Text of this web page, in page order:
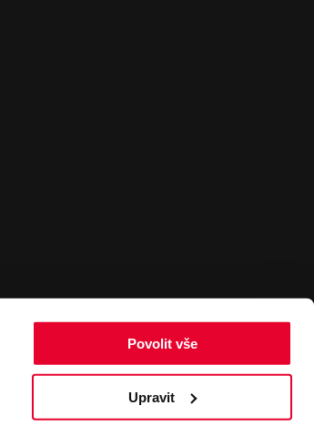
Povolit vše
Upravit
Zpět nahoru